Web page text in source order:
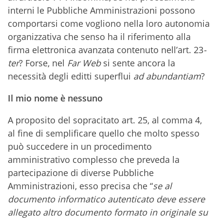
interni le Pubbliche Amministrazioni possono
comportarsi come vogliono nella loro autonomia
organizzativa che senso ha il riferimento alla
firma elettronica avanzata contenuto nell’art. 23-
ter? Forse, nel Far Websi sente ancora la
necessità degli editti superflui ad abundantiam?
Il mio nome è nessuno
A proposito del sopracitato art. 25, al comma 4,
al fine di semplificare quello che molto spesso
può succedere in un procedimento
amministrativo complesso che preveda la
partecipazione di diverse Pubbliche
Amministrazioni, esso precisa che “se al
documento informatico autenticato deve essere
allegato altro documento formato in originale su